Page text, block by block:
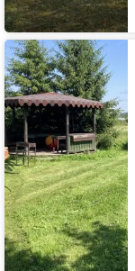
База
отдыха
Хутор
Белой
Козы